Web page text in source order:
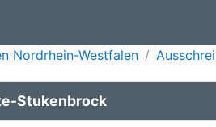
Nordrhein-Westfalen
Stukenbrock